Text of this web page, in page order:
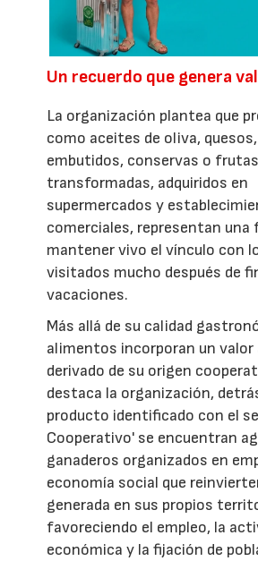
Un recuerdo que genera
La organización plantea que
como aceites de oliva,
embutidos, conservas o frutas
transformadas, adquiridos en
supermercados y
comerciales, representan una
mantener vivo el vínculo con
visitados mucho después de
vacaciones.
Más allá de su calidad
alimentos incorporan un valor
derivado de su origen
destaca la organización,
producto identificado con el
Cooperativo' se encuentran
ganaderos organizados en
economía social que
generada en sus propios
favoreciendo el empleo, la
económica y la fijación de